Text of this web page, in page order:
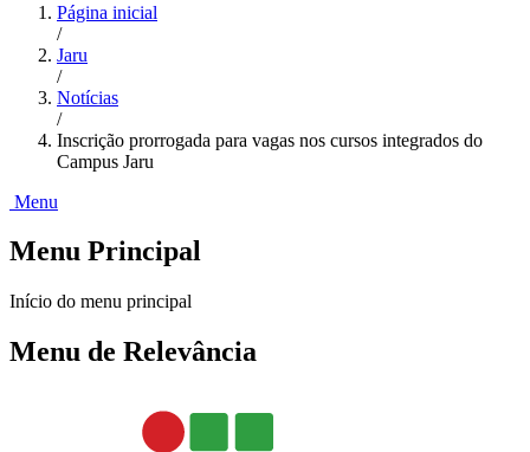
Página inicial
/
Jaru
/
Notícias
/
Inscrição prorrogada para vagas nos cursos integrados do
Campus Jaru
Menu
Menu Principal
Início do menu principal
Menu de Relevância